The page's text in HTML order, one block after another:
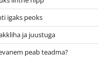
igaks peoks
ja juustuga
peab teadma?